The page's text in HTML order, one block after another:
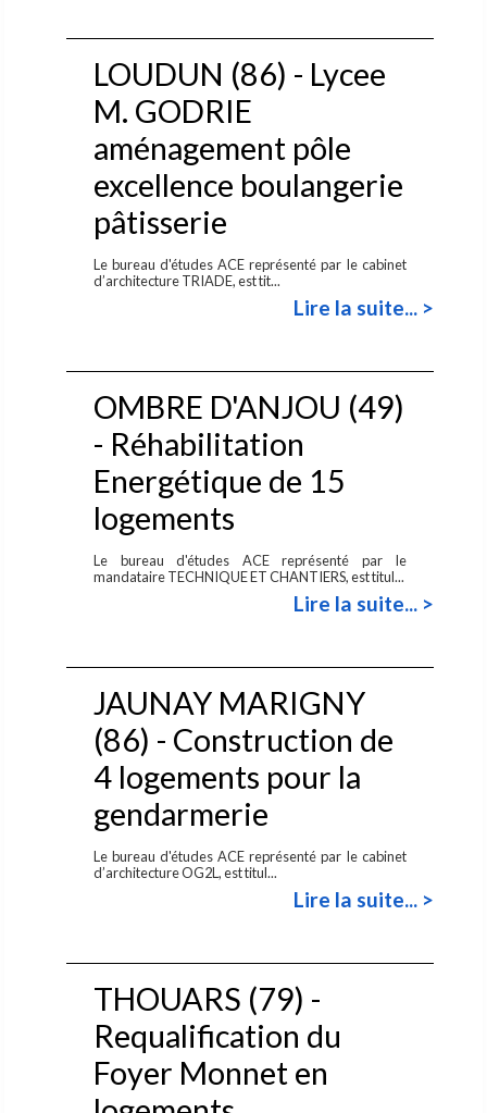
LOUDUN (86) - Lycee
M. GODRIE
aménagement pôle
excellence boulangerie
pâtisserie
Le bureau d'études ACE représenté par le cabinet
d’architecture TRIADE, est tit...
Lire la suite... >
OMBRE D'ANJOU (49)
- Réhabilitation
Energétique de 15
logements
Le bureau d'études ACE représenté par le
mandataire TECHNIQUE ET CHANTIERS, est titul...
Lire la suite... >
JAUNAY MARIGNY
(86) - Construction de
4 logements pour la
gendarmerie
Le bureau d'études ACE représenté par le cabinet
d’architecture OG2L, est titul...
Lire la suite... >
THOUARS (79) -
Requalification du
Foyer Monnet en